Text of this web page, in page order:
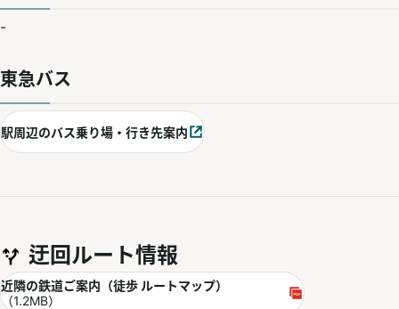
-
東急バス
駅周辺のバス乗り場・行き先案内
別ウィンドウで開く
迂回ルート情報
近隣の鉄道ご案内（徒歩 ルートマップ）
（1.2MB）